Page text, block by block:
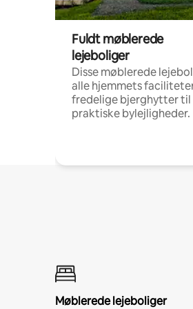
Fuldt møblerede
lejeboliger
Disse møblerede
alle hjemmets
fredelige bjerghytter til
praktiske bylejligheder.
Møblerede lejeboliger